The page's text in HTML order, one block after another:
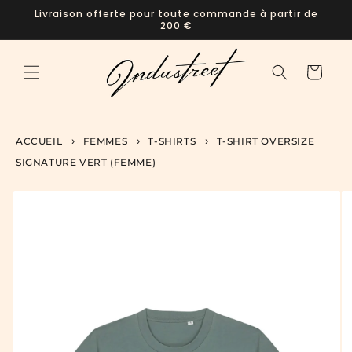
passer
Livraison offerte pour toute commande à partir de
200 €
Panier
ACCUEIL FEMMES T-SHIRTS
T-SHIRT OVERSIZE
SIGNATURE VERT (FEMME)
Passer aux